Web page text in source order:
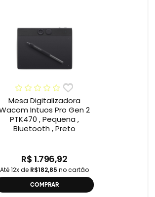
Mesa Digitalizadora
Intuos Pro Gen 2
PTK470 , Pequena ,
Bluetooth , Preto
R$ 1.796,92
Até 12x de R$182,85 no cartão
COMPRAR